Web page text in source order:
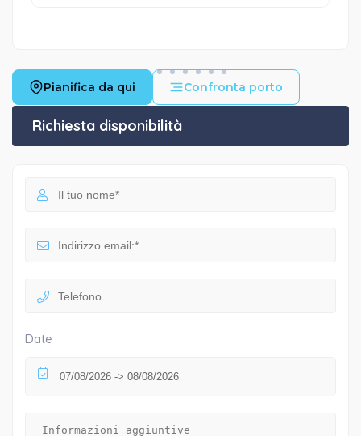
Pianifica da qui Confronta porto
Richiesta disponibilità
Date